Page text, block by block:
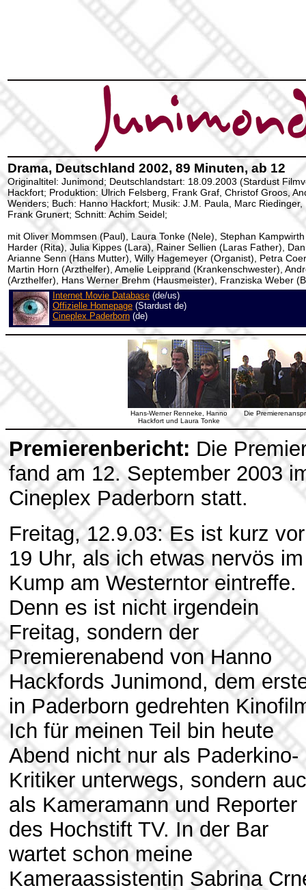
Drama, Deutschland 2002, 89 Minuten, ab 12
Originaltitel: Junimond; Deutschlandstart: 18.09.2003 (Stardust
Hackfort; Produktion: Ulrich Felsberg, Frank Graf, Christof Groos,
Wenders; Buch: Hanno Hackfort; Musik: J.M. Paula, Marc
Frank Grunert; Schnitt: Achim Seidel;
mit Oliver Mommsen (Paul), Laura Tonke (Nele), Stephan
Harder (Rita), Julia Kippes (Lara), Rainer Sellien (Laras Father),
Arianne Senn (Hans Mutter), Willy Hagemeyer (Organist), Petra
Martin Horn (Arzthelfer), Amelie Leipprand (Krankenschwester),
(Arzthelfer), Hans Werner Brehm (Hausmeister), Franziska Weber
Internet Movie Database (de/us)
Offizielle Homepage (Stardust de)
Cineplex Paderborn (de)
Hans-Werner Renneke, Hanno
Hackfort und Laura Tonke
Die
Premierenbericht: Die
fand am 12. September 2003
Cineplex Paderborn statt.
Freitag, 12.9.03: Es ist kurz vor
19 Uhr, als ich etwas nervös im
Kump am Westerntor eintreffe.
Denn es ist nicht irgendein
Freitag, sondern der
Premierenabend von Hanno
Hackfords Junimond, dem
in Paderborn gedrehten
Ich für meinen Teil bin heute
Abend nicht nur als Paderkino-
Kritiker unterwegs, sondern
als Kameramann und Reporter
des Hochstift TV. In der Bar
wartet schon meine
Kameraassistentin Sabrina